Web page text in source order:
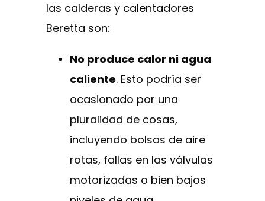
las calderas y calentadores
Beretta son:
No produce calor ni agua
caliente. Esto podría ser
ocasionado por una
pluralidad de cosas,
incluyendo bolsas de aire
rotas, fallas en las válvulas
motorizadas o bien bajos